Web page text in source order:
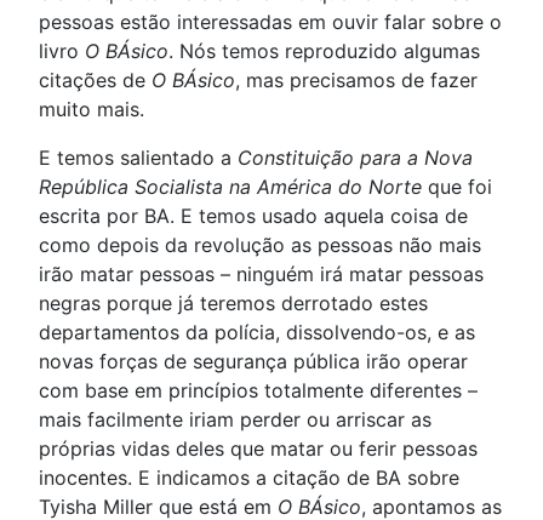
pessoas estão interessadas em ouvir falar sobre o
livro O BÁsico. Nós temos reproduzido algumas
citações de O BÁsico, mas precisamos de fazer
muito mais.
E temos salientado a Constituição para a Nova
República Socialista na América do Norte que foi
escrita por BA. E temos usado aquela coisa de
como depois da revolução as pessoas não mais
irão matar pessoas – ninguém irá matar pessoas
negras porque já teremos derrotado estes
departamentos da polícia, dissolvendo-os, e as
novas forças de segurança pública irão operar
com base em princípios totalmente diferentes –
mais facilmente iriam perder ou arriscar as
próprias vidas deles que matar ou ferir pessoas
inocentes. E indicamos a citação de BA sobre
Tyisha Miller que está em O BÁsico, apontamos as